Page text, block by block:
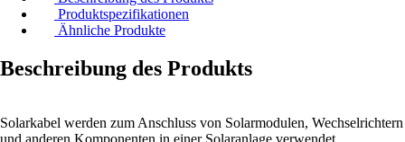
Produktspezifikationen
Ähnliche Produkte
Beschreibung des Produkts
Solarkabel werden zum Anschluss von Solarmodulen, Wechselrichtern
und anderen Komponenten in einer Solaranlage verwendet.